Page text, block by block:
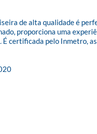
de alta qualidade é
proporciona uma
certificada pelo Inmetro,